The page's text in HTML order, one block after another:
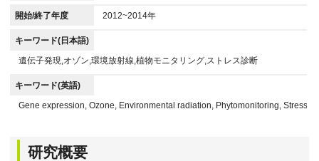
開始/終了年度 2012~2014年
キーワード(日本語)
遺伝子発現,オゾン,環境放射線,植物モニタリング,ストレス診断
キーワード(英語)
Gene expression, Ozone, Environmental radiation, Phytomonitoring, Stress
研究概要